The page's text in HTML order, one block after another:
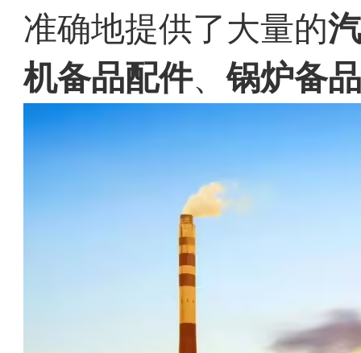
准确地提供了大量的
机备品配件、锅炉备